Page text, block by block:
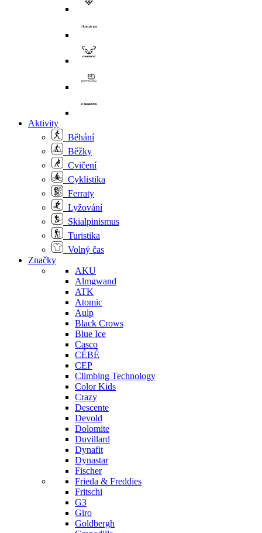
Aktivity
Běhání
Běžky
Cvičení
Cyklistika
Ferraty
Lyžování
Skialpinismus
Turistika
Volný čas
Značky
AKU
Almgwand
ATK
Atomic
Aulp
Black Crows
Blue Ice
Casco
CÉBÉ
CEP
Climbing Technology
Color Kids
Crazy
Descente
Devold
Dolomite
Duvillard
Dynafit
Dynastar
Fischer
Frieda & Freddies
Fritschi
G3
Giro
Goldbergh